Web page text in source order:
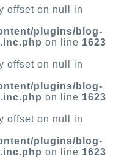
offset on null in
plugins/blog-
on line 1623
offset on null in
plugins/blog-
on line 1623
offset on null in
plugins/blog-
on line 1623